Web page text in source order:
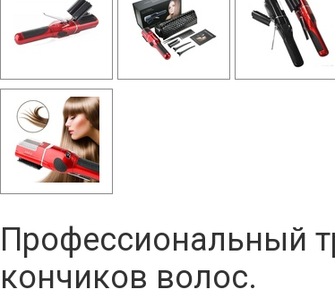
Профессиональный
кончиков волос.